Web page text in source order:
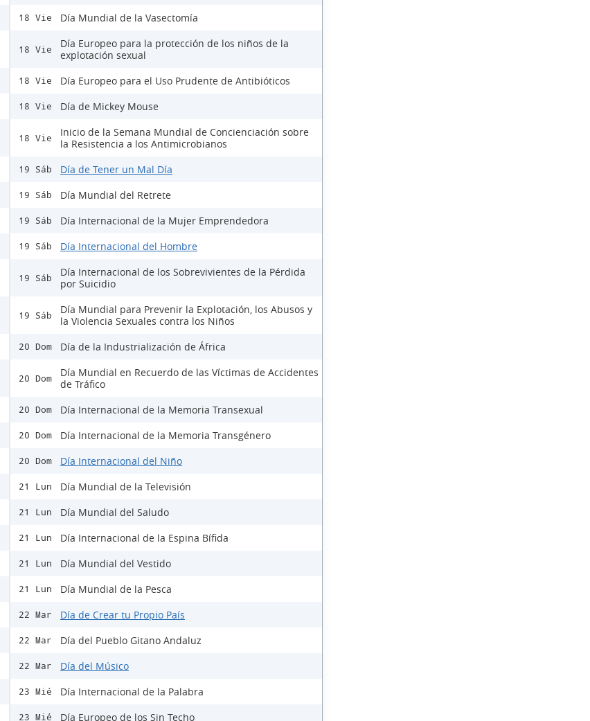
18 Vie Día Mundial de la Vasectomía
18 Vie
Día Europeo para la protección de los niños de la
explotación sexual
18 Vie Día Europeo para el Uso Prudente de Antibióticos
18 Vie Día de Mickey Mouse
18 Vie
Inicio de la Semana Mundial de Concienciación sobre
la Resistencia a los Antimicrobianos
19 Sáb Día de Tener un Mal Día
19 Sáb Día Mundial del Retrete
19 Sáb Día Internacional de la Mujer Emprendedora
19 Sáb Día Internacional del Hombre
19 Sáb
Día Internacional de los Sobrevivientes de la Pérdida
por Suicidio
19 Sáb
Día Mundial para Prevenir la Explotación, los Abusos y
la Violencia Sexuales contra los Niños
20 Dom Día de la Industrialización de África
20 Dom
Día Mundial en Recuerdo de las Víctimas de Accidentes
de Tráfico
20 Dom Día Internacional de la Memoria Transexual
20 Dom Día Internacional de la Memoria Transgénero
20 Dom Día Internacional del Niño
21 Lun Día Mundial de la Televisión
21 Lun Día Mundial del Saludo
21 Lun Día Internacional de la Espina Bífida
21 Lun Día Mundial del Vestido
21 Lun Día Mundial de la Pesca
22 Mar Día de Crear tu Propio País
22 Mar Día del Pueblo Gitano Andaluz
22 Mar Día del Músico
23 Mié Día Internacional de la Palabra
23 Mié Día Europeo de los Sin Techo